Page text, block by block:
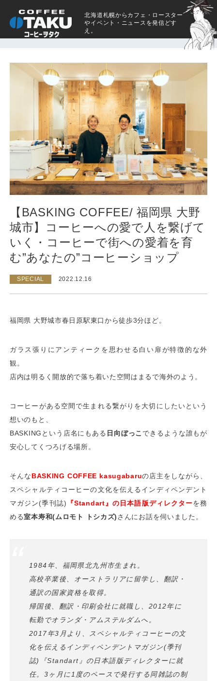
北海道札幌からカフェ・ロースター
やイベント・ニュースを発信どす
え。
【BASKING COFFEE/ 福岡県 大野
城市】コーヒーへの愛で人を繋げて
いく・コーヒーで街への愛着を育
む”あなたの”コーヒーショップ
SPECIAL 2022.12.16
福岡県 大野城市春日原駅東口から徒歩3分ほど。
ガラス張りにアンティークを思わせる白い扉が特徴的な外
観。
店内は明るく開放的で落ち着いた空間はまるで海外のよう。
コーヒーがある空間で生まれる繋がりを大切にしたいという
想いのもと、
BASKINGという店名にもある 日向ぼっこ できるような誰もが
安心してくつろげる場所。
そんなBASKING COFFEE kasugabaruの店主をしながら、
スペシャルティコーヒーの文化を伝えるインディペンデント
マガジン(季刊誌) 『Standart』の日本語版ディレクターを務
める室本寿和(ムロモト トシカズ) さんにお話を伺いました。
1984年、福岡県北九州市生まれ。
高校卒業後、オーストラリアに留学し、翻訳・
通訳の国家資格を取得。
帰国後、翻訳・印刷会社に就職し、2012年に
転勤でオランダ・アムステルダムへ。
2017年3月より、スペシャルティコーヒーの文
化を伝えるインディペンデントマガジン(季刊
誌)『Standart 』の日本語版ディレクターに就
任。3ヶ月に1度のペースで発行する同雑誌の制